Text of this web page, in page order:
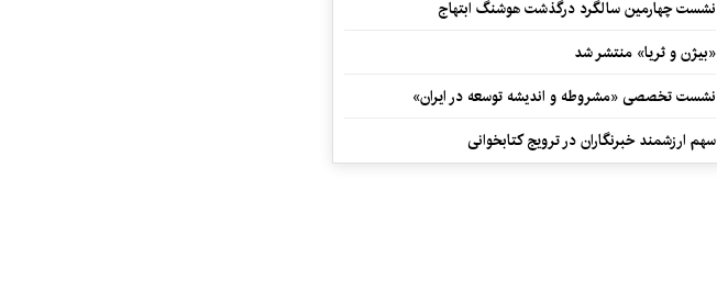
نشست چهارمین سالگرد درگذشت هوشنگ ابتهاج
«بیژن و ثریا» منتشر شد
نشست تخصصی «مشروطه و اندیشه توسعه در ایران»
سهم ارزشمند خبرنگاران در ترویج کتابخوانی